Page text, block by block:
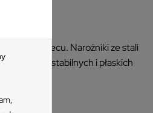
w piecu. Narożniki ze stali
na stabilnych i płaskich